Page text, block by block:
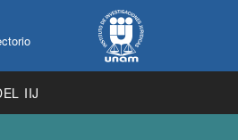
IIJ